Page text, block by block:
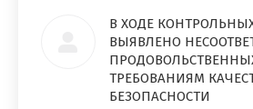
В ХОДЕ
ВЫЯВЛЕНО
ТРЕБОВАНИЯМ
БЕЗОПАСНОСТИ